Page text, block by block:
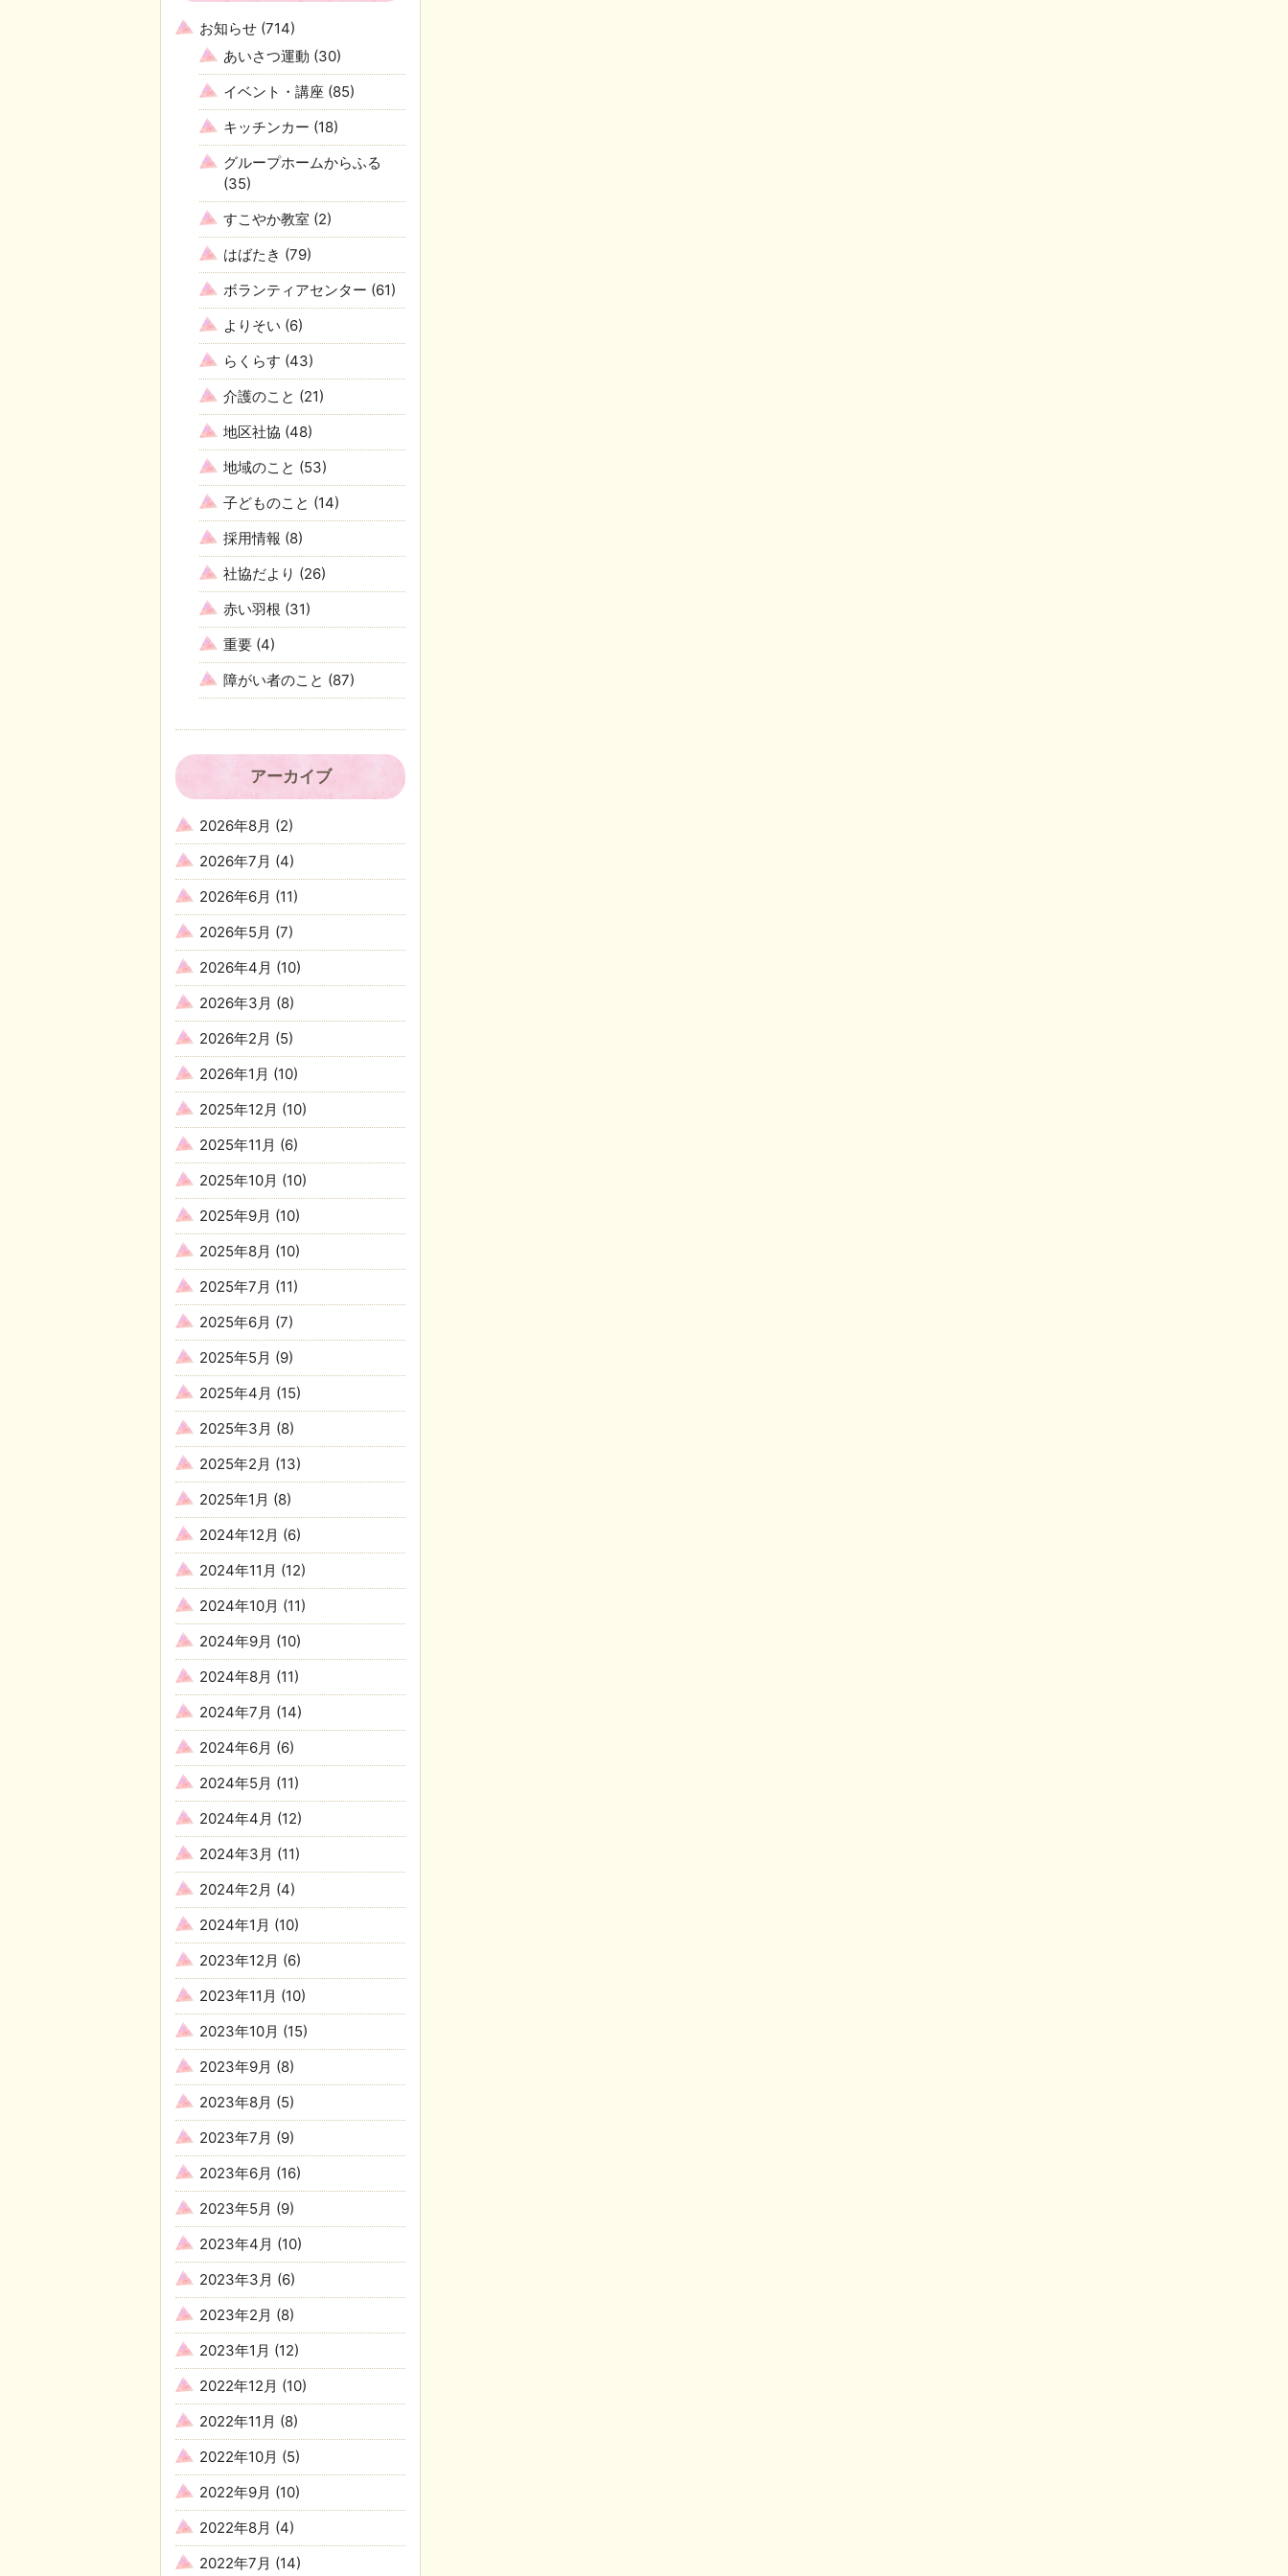
お知らせ (714)
あいさつ運動 (30)
イベント・講座 (85)
キッチンカー (18)
グループホームからふる
(35)
すこやか教室 (2)
はばたき (79)
ボランティアセンター (61)
よりそい (6)
らくらす (43)
介護のこと (21)
地区社協 (48)
地域のこと (53)
子どものこと (14)
採用情報 (8)
社協だより (26)
赤い羽根 (31)
重要 (4)
障がい者のこと (87)
アーカイブ
2026年8月 (2)
2026年7月 (4)
2026年6月 (11)
2026年5月 (7)
2026年4月 (10)
2026年3月 (8)
2026年2月 (5)
2026年1月 (10)
2025年12月 (10)
2025年11月 (6)
2025年10月 (10)
2025年9月 (10)
2025年8月 (10)
2025年7月 (11)
2025年6月 (7)
2025年5月 (9)
2025年4月 (15)
2025年3月 (8)
2025年2月 (13)
2025年1月 (8)
2024年12月 (6)
2024年11月 (12)
2024年10月 (11)
2024年9月 (10)
2024年8月 (11)
2024年7月 (14)
2024年6月 (6)
2024年5月 (11)
2024年4月 (12)
2024年3月 (11)
2024年2月 (4)
2024年1月 (10)
2023年12月 (6)
2023年11月 (10)
2023年10月 (15)
2023年9月 (8)
2023年8月 (5)
2023年7月 (9)
2023年6月 (16)
2023年5月 (9)
2023年4月 (10)
2023年3月 (6)
2023年2月 (8)
2023年1月 (12)
2022年12月 (10)
2022年11月 (8)
2022年10月 (5)
2022年9月 (10)
2022年8月 (4)
2022年7月 (14)